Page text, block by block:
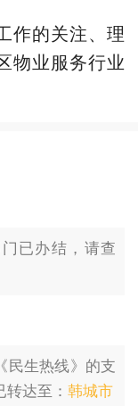
作的关注、理
物业服务行业
。
已办结，请查
民生热线》的支
达至： 韩城市